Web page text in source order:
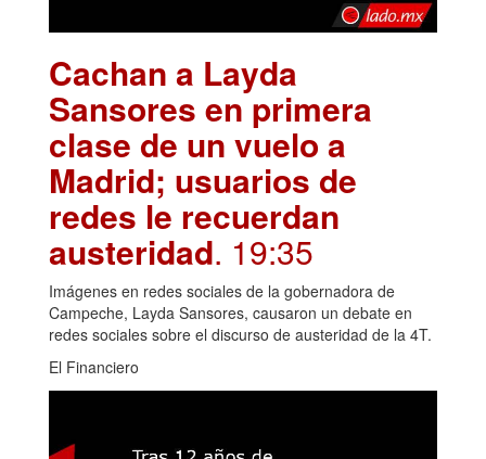
Cachan a Layda
Sansores en primera
clase de un vuelo a
Madrid; usuarios de
redes le recuerdan
austeridad. 19:35
Imágenes en redes sociales de la gobernadora de
Campeche, Layda Sansores, causaron un debate en
redes sociales sobre el discurso de austeridad de la 4T.
El Financiero